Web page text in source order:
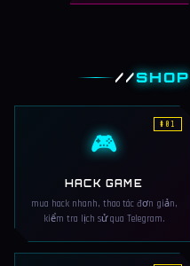
//SHOP
#01
🎮
HACK GAME
mua hack nhanh, thao tác đơn giản,
kiểm tra lịch sử qua Telegram.